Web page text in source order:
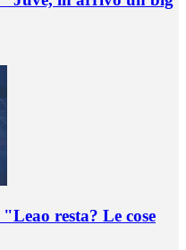
resta? Le cose